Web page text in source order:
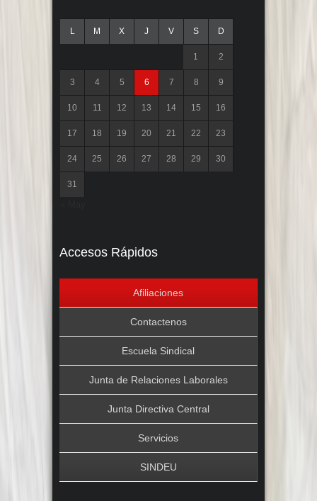
L M X J V S D
1 2
3 4 5 6 7 8 9
10 11 12 13 14 15 16
17 18 19 20 21 22 23
24 25 26 27 28 29 30
31
Accesos Rápidos
Afiliaciones
Contactenos
Escuela Sindical
Junta de Relaciones Laborales
Junta Directiva Central
Servicios
SINDEU